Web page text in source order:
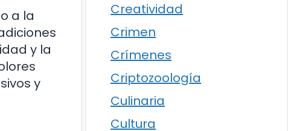
a la
y la
y
Creatividad
Crimen
Crímenes
Criptozoología
Culinaria
Cultura